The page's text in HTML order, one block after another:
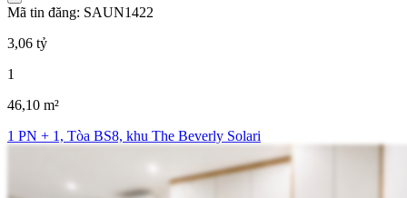
Mã tin đăng: SAUN1422
3,06 tỷ
1
46,10 m²
1 PN + 1, Tòa BS8, khu The Beverly Solari